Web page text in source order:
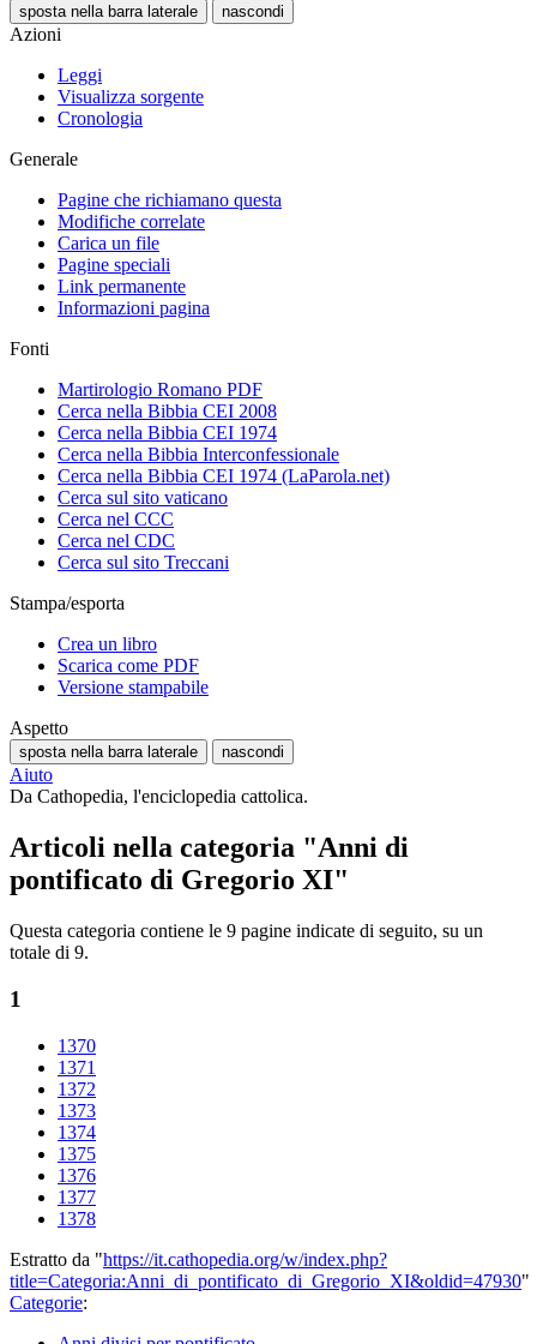
sposta nella barra laterale nascondi
Azioni
Leggi
Visualizza sorgente
Cronologia
Generale
Pagine che richiamano questa
Modifiche correlate
Carica un file
Pagine speciali
Link permanente
Informazioni pagina
Fonti
Martirologio Romano PDF
Cerca nella Bibbia CEI 2008
Cerca nella Bibbia CEI 1974
Cerca nella Bibbia Interconfessionale
Cerca nella Bibbia CEI 1974 (LaParola.net)
Cerca sul sito vaticano
Cerca nel CCC
Cerca nel CDC
Cerca sul sito Treccani
Stampa/esporta
Crea un libro
Scarica come PDF
Versione stampabile
Aspetto
sposta nella barra laterale nascondi
Aiuto
Da Cathopedia, l'enciclopedia cattolica.
Articoli nella categoria "Anni di
pontificato di Gregorio XI"
Questa categoria contiene le 9 pagine indicate di seguito, su un
totale di 9.
1
1370
1371
1372
1373
1374
1375
1376
1377
1378
Estratto da "https://it.cathopedia.org/w/index.php?
title=Categoria:Anni_di_pontificato_di_Gregorio_XI&oldid=47930"
Categorie: